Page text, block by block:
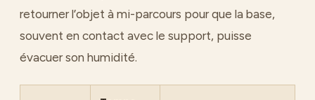
retourner l’objet à mi-parcours pour que la base,
souvent en contact avec le support, puisse
évacuer son humidité.